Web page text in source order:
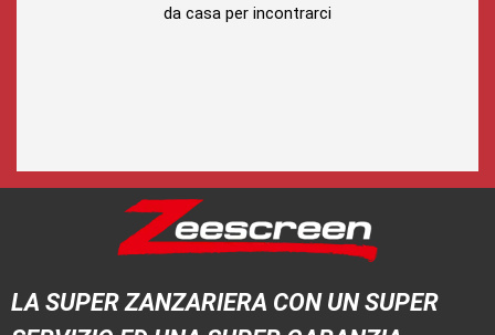
da casa per incontrarci
LA SUPER ZANZARIERA CON UN SUPER